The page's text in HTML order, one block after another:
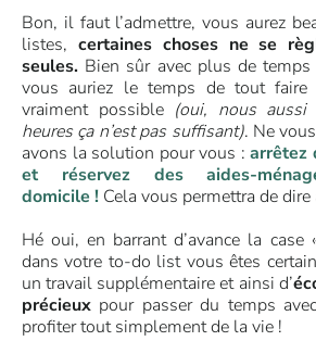
Bon, il faut l’admettre, vous aurez
listes, certaines choses ne se
seules. Bien sûr avec plus de
vous auriez le temps de tout faire
vraiment possible (oui, nous
heures ça n’est pas suffisant). Ne
avons la solution pour vous : arrêtez
et réservez des aides-
domicile ! Cela vous permettra de dire
Hé oui, en barrant d’avance la case
dans votre to-do list vous êtes
un travail supplémentaire et ainsi d’
précieux pour passer du temps
profiter tout simplement de la vie !